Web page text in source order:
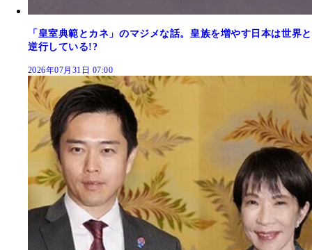
「皇室典範とカネ」のマジメな話。皇族を増やす日本は世界と
逆行している!?
2026年07月31日 07:00